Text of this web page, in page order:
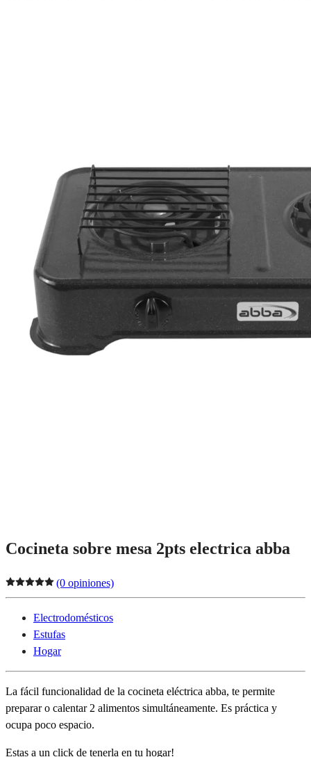
Cocineta sobre mesa 2pts electrica abba
(0 opiniones)
Electrodomésticos
Estufas
Hogar
La fácil funcionalidad de la cocineta eléctrica abba, te permite
preparar o calentar 2 alimentos simultáneamente. Es práctica y
ocupa poco espacio.
Estas a un click de tenerla en tu hogar!